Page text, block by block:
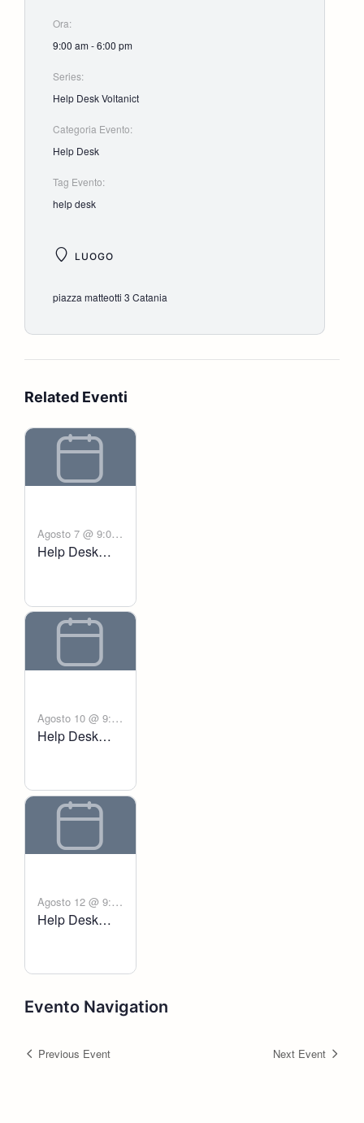
Ora:
9:00 am - 6:00 pm
Series:
Help Desk Voltanict
Categoria Evento:
Help Desk
Tag Evento:
help desk
LUOGO
piazza matteotti 3 Catania
Related Eventi
Agosto 7 @ 9:00
am - 6:00 pm
Help Desk
Agosto 10 @ 9:00
am - 6:00 pm
Help Desk
Agosto 12 @ 9:00
am - 6:00 pm
Help Desk
Evento Navigation
Previous Event Next Event